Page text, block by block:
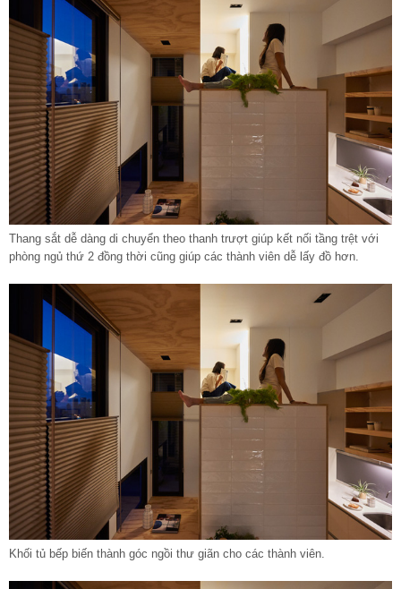
Thang sắt dễ dàng di chuyển theo thanh trượt giúp kết nối tầng trệt với
phòng ngủ thứ 2 đồng thời cũng giúp các thành viên dễ lấy đồ hơn.
Khối tủ bếp biến thành góc ngồi thư giãn cho các thành viên.